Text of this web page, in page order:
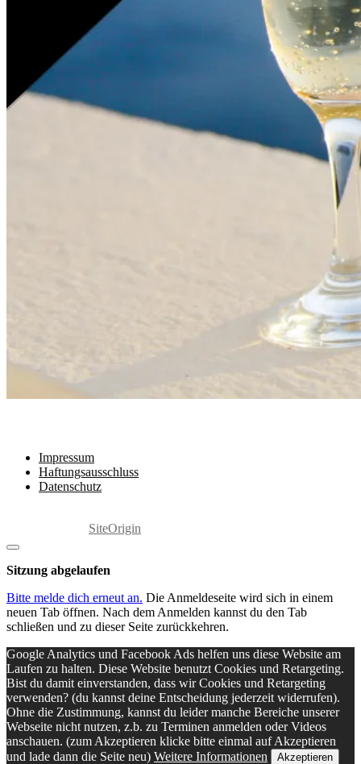
Impressum
Haftungsausschluss
Datenschutz
SiteOrigin
Dialog
schließen
Sitzung abgelaufen
Bitte melde dich erneut an. Die Anmeldeseite wird sich in einem
neuen Tab öffnen. Nach dem Anmelden kannst du den Tab
schließen und zu dieser Seite zurückkehren.
Google Analytics und Facebook Ads helfen uns diese Website am
Laufen zu halten. Diese Website benutzt Cookies und Retargeting.
Bist du damit einverstanden, dass wir Cookies und Retargeting
verwenden? (du kannst deine Entscheidung jederzeit widerrufen).
Ohne die Zustimmung, kannst du leider manche Bereiche unserer
Webseite nicht nutzen, z.b. zu Terminen anmelden oder Videos
anschauen. (zum Akzeptieren klicke bitte einmal auf Akzeptieren
und lade dann die Seite neu) Weitere Informationen Akzeptieren